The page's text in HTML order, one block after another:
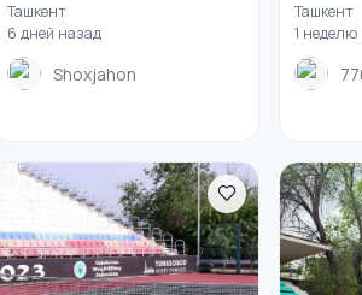
Ташкент
6 дней назад
Shoxjahon
Ташкент
1 неделю